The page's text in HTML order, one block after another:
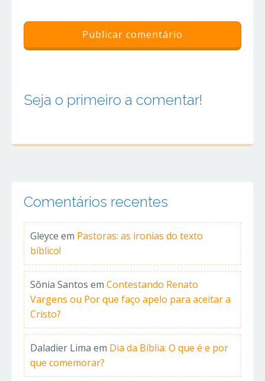
Seja o primeiro a comentar!
Comentários recentes
Gleyce em Pastoras: as ironias do texto
bíblico!
Sônia Santos em Contestando Renato
Vargens ou Por que faço apelo para aceitar a
Cristo?
Daladier Lima em Dia da Bíblia: O que é e por
que comemorar?